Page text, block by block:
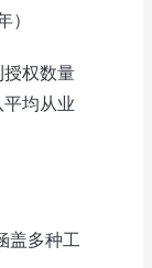
）
授权数量
均从业
盖多种工